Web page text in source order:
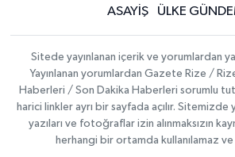
ASAYİŞ
ÜLKE
Sitede yayınlanan içerik ve yorumlardan
Yayınlanan yorumlardan Gazete Rize /
Haberleri / Son Dakika Haberleri sorumlu
harici linkler ayrı bir sayfada açılır. Sitemizde
yazıları ve fotoğraflar izin alınmaksızın
herhangi bir ortamda kullanılamaz ve